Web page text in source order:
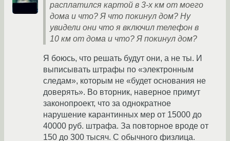
расплатился картой в 3-х км от моего
дома и что? Я что покинул дом? Ну
увидели они что я включил телефон в
10 км от дома и что? Я покинул дом?
Я боюсь, что решать будут они, а не ты. И
выписывать штрафы по «электронным
следам», которым не «будет основания не
доверять». Во вторник, наверное примут
законопроект, что за однократное
нарушение карантинных мер от 15000 до
40000 руб. штрафа. За повторное вроде от
150 до 300 тысяч. С обычного физлица.